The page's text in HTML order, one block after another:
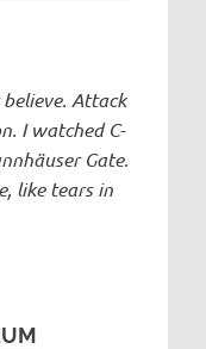
Attack
I watched C-
Gate.
like tears in